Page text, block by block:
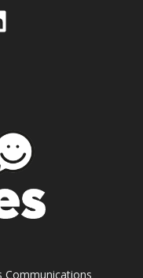
Communications